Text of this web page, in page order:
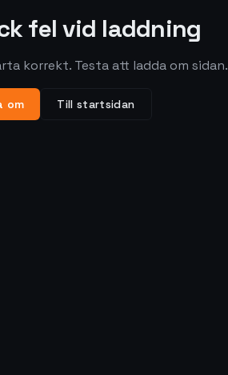
fel vid laddning
korrekt. Testa att ladda om sidan.
om Till startsidan